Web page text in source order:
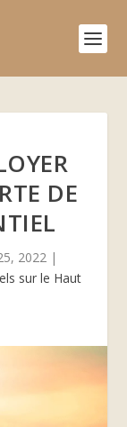
DE
2022 |
sur le Haut